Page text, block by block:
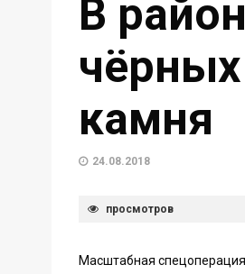
В
чёрных
камня
24.08.2018
просмотров
Масштабная